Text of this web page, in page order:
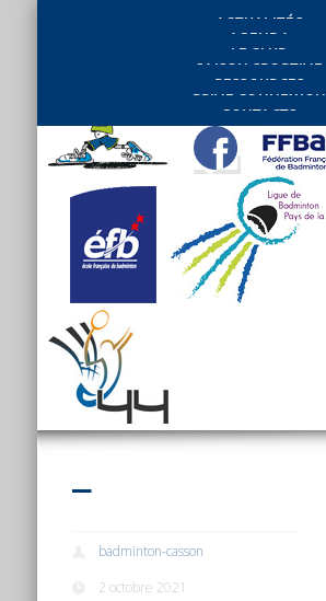
ACTUALITÉS
AGENDA
LE CLUB
SAISON SPORTIVE
RESSOURCES
PRIVE CONNEXION
CONTACTS
–
badminton-casson
2 octobre 2021